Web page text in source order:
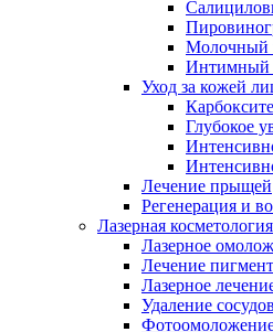
Молочный
Интимный
Уход за кожей
Глубокое
Лечение прыщей
Регенерация и
Лазерная косметология
Лазерное
Лечение
Лазерное
Удаление